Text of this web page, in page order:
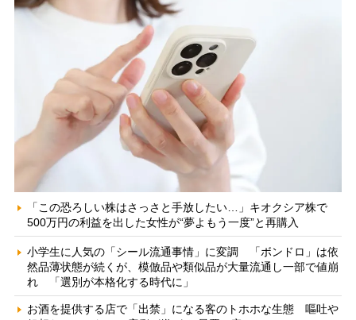
「この恐ろしい株はさっさと手放したい…」キオクシア株で
500万円の利益を出した女性が“夢よもう一度”と再購入
小学生に人気の「シール流通事情」に変調 「ボンドロ」は依
然品薄状態が続くが、模倣品や類似品が大量流通し一部で値崩
れ 「選別が本格化する時代に」
お酒を提供する店で「出禁」になる客のトホホな生態 嘔吐や